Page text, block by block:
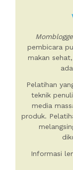
pembicara
makan sehat,
Pelatihan
teknik
media
produk.
Informasi